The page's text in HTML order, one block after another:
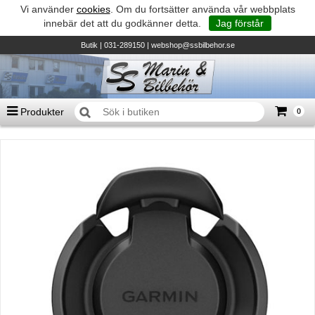
Vi använder cookies. Om du fortsätter använda vår webbplats
innebär det att du godkänner detta.
Jag förstår
Butik| 031-289150 | webshop@ssbilbehor.se
Produkter 0
TILL KASSAN
Biltillbehör och reservdelar - BDS
Suzuki - Utombordare
Suzumar - Gummibåtar
Honda - Utombordare
HonWave - Gummibåtar
Honda - Elverk & Pumpar